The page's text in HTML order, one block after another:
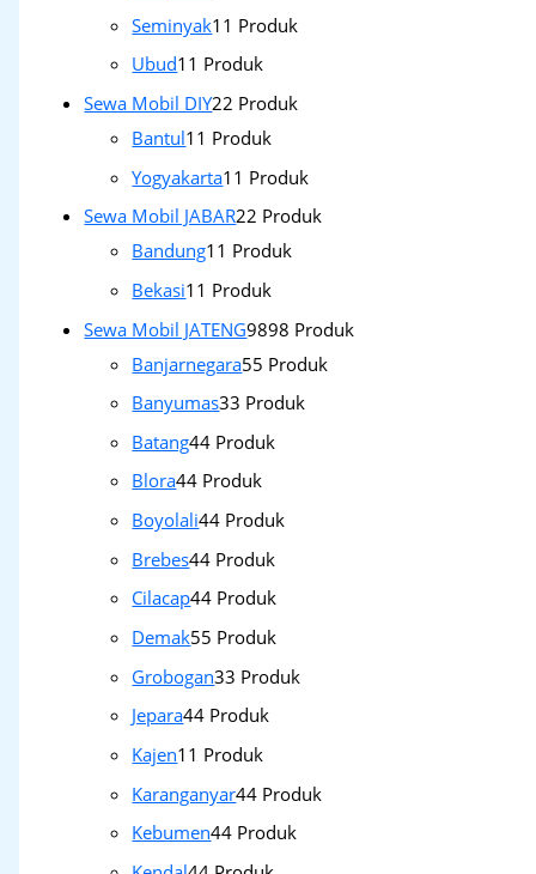
Seminyak1 1 Produk
Ubud1 1 Produk
Sewa Mobil DIY22 Produk
Bantul1 1 Produk
Yogyakarta1 1 Produk
Sewa Mobil JABAR22 Produk
Bandung1 1 Produk
Bekasi1 1 Produk
Sewa Mobil JATENG9898 Produk
Banjarnegara55 Produk
Banyumas33 Produk
Batang44 Produk
Blora44 Produk
Boyolali44 Produk
Brebes44 Produk
Cilacap44 Produk
Demak55 Produk
Grobogan33 Produk
Jepara44 Produk
Kajen1 1 Produk
Karanganyar44 Produk
Kebumen44 Produk